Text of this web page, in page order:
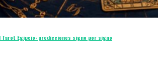
Tarot Egipcio: predicciones signo por signo